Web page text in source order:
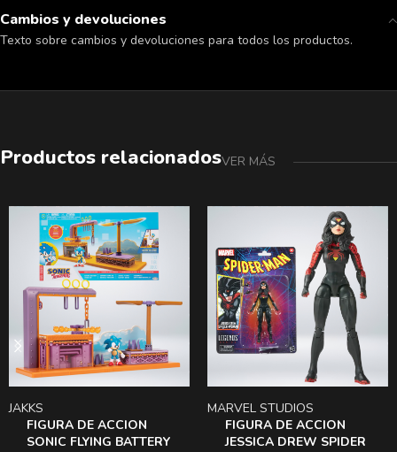
Cambios y devoluciones
Texto sobre cambios y devoluciones para todos los productos.
Productos relacionadosVER MÁS
FIGURA DE ACCION
SONIC FLYING BATTERY
JAKKS
FIGURA DE ACCION
JESSICA DREW SPIDER
MARVEL STUDIOS